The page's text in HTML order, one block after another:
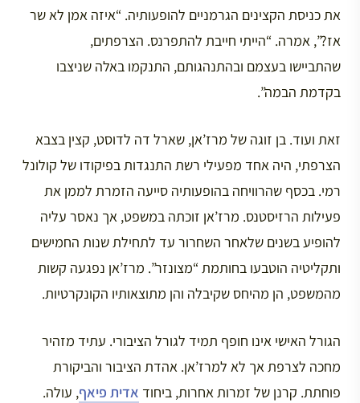
את כניסת הקצינים הגרמניים להופעותיה. “איזה אמן לא שר
אז?”, אמרה. “הייתי חייבת להתפרנס. הצרפתים,
שהתביישו בעצמם ובהתנהגותם, התנקמו באלה שניצבו
בקדמת הבמה”.
זאת ועוד. בן זוגה של מרז’אן, שארל דה לדוסט, קצין בצבא
הצרפתי, היה אחד מפעילי רשת התנגדות בפיקודו של קולונל
רמי. בכסף שהרוויחה בהופעותיה סייעה הזמרת לממן את
פעילות הרזיסטנס. מרז’אן זוכתה במשפט, אך נאסר עליה
להופיע בשנים שלאחר השחרור עד לתחילת שנות החמישים
ותקליטיה הוטבעו בחותמת “מצונזר”. מרז’אן נפגעה קשות
מהמשפט, הן מהיחס שקיבלה והן מתוצאותיו הקונקרטיות.
הגורל האישי אינו חופף תמיד לגורל הציבורי. עתיד מזהיר
מחכה לצרפת אך לא למרז’אן. אהדת הציבור והביקורת
פוחתת. קרנן של זמרות אחרות, ביחוד אדית פיאף, עולה.